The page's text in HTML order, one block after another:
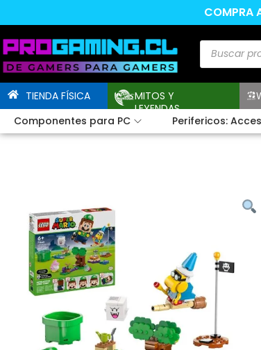
COMPRA
TIENDA FÍSICA
MITOS Y
LEYENDAS
Componentes para PC
Perifericos: